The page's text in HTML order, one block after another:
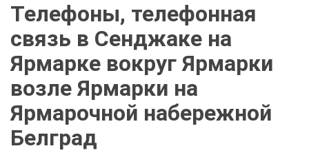
Телефоны, телефонная
связь в Сенджаке на
Ярмарке вокруг Ярмарки
возле Ярмарки на
Ярмарочной набережной
Белград